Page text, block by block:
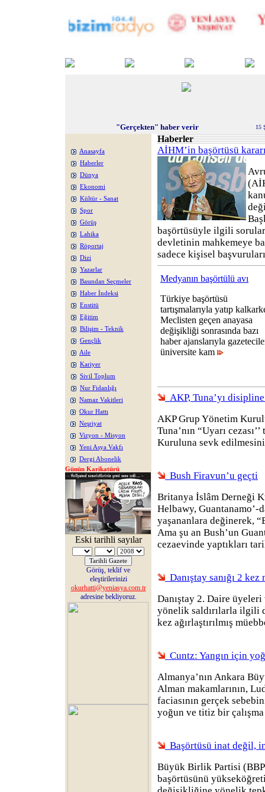
"Gerçekten" haber verir 15
Anasayfa
Haberler
Dünya
Ekonomi
Kültür - Sanat
Spor
Görüş
Lahika
Röportaj
Dizi
Yazarlar
Basından Seçmeler
Haber İndeksi
Enstitü
Eğitim
Bilişim - Teknik
Gençlik
Aile
Kariyer
Sivil Toplum
Nur Fidanlığı
Namaz Vakitleri
Okur Hattı
Neşriyat
Vizyon - Misyon
Yeni Asya Vakfı
Dergi Abonelik
Günün Karikatürü
Eski tarihli sayılar
Görüş, teklif ve
eleştirilerinizi
okurhatti@yeniasya.com.tr
adresine bekliyoruz.
Haberler
AİHM’in başörtüsü
başörtüsüyle ilgili
devletinin mahkemeye
sadece kişisel
Medyanın başörtülü avı
Türkiye başörtüsü
tartışmalarıyla yatıp
Meclisten geçen anayasa
değişikliği sonrasında bazı
haber ajanslarıyla
üniversite kam
AKP, Tuna’yı
AKP Grup Yönetim
Tuna’nın “Uyarı
Kuruluna sevk
Bush Firavun’u geçti
Britanya İslâm Derneği
Helbawy, Guantanamo’-
yaşananlara değinerek,
Ama şu an Bush’un
cezaevinde yaptıkları
Danıştay sanığı 2
Danıştay 2. Daire
yönelik saldırılarla ilgili
kez ağırlaştırılmış
Cuntz: Yangın için
Almanya’nın Ankara
Alman makamlarının,
faciasının gerçek
yoğun ve titiz bir
Başörtüsü inat değil,
Büyük Birlik Partisi
başörtüsünü